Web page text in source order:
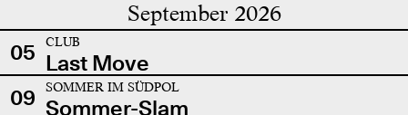
September 2026
05 CLUB
Last Move
09
SOMMER IM SÜDPOL
Sommer-Slam